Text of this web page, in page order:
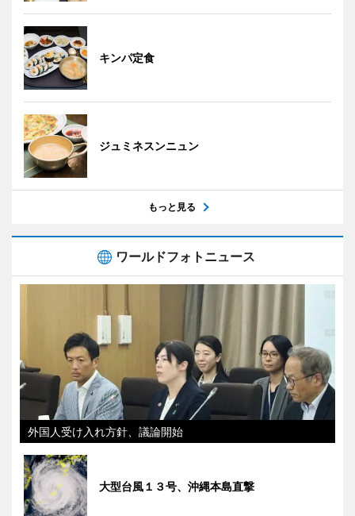
キンパ定食
ジュミネスンニュン
もっと見る
ワールドフォトニュース
外国人受け入れ方針、議論開始
大型台風１３号、沖縄本島直撃